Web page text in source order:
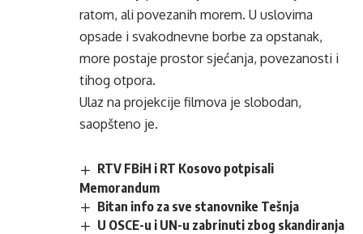
ratom, ali povezanih morem. U uslovima
opsade i svakodnevne borbe za opstanak,
more postaje prostor sjećanja, povezanosti i
tihog otpora.
Ulaz na projekcije filmova je slobodan,
saopšteno je.
RTV FBiH i RT Kosovo potpisali
Memorandum
Bitan info za sve stanovnike Tešnja
U OSCE-u i UN-u zabrinuti zbog skandiranja